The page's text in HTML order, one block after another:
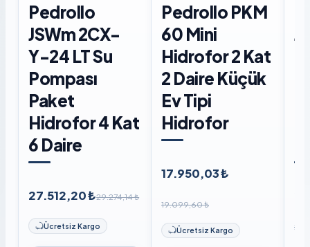
Pedrollo
JSWm 2CX-
Y-24 LT Su
Pompası
Paket
Hidrofor 4 Kat
6 Daire
27.512,20 ₺29.274,14 ₺
Ücretsiz Kargo
Pedrollo PKM
60 Mini
Hidrofor 2 Kat
2 Daire Küçük
Ev Tipi
Hidrofor
17.950,03 ₺
19.099,60 ₺
Ücretsiz Kargo